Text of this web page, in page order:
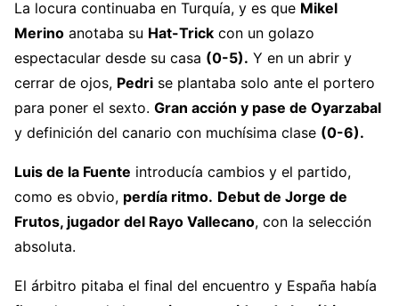
La locura continuaba en Turquía, y es que Mikel
Merino anotaba su Hat-Trick con un golazo
espectacular desde su casa (0-5). Y en un abrir y
cerrar de ojos, Pedri se plantaba solo ante el portero
para poner el sexto. Gran acción y pase de Oyarzabal
y definición del canario con muchísima clase (0-6).
Luis de la Fuente introducía cambios y el partido,
como es obvio, perdía ritmo. Debut de Jorge de
Frutos, jugador del Rayo Vallecano, con la selección
absoluta.
El árbitro pitaba el final del encuentro y España había